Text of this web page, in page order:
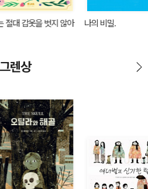
절대 갑옷을 벗지 않아 나의 비밀.
렌상